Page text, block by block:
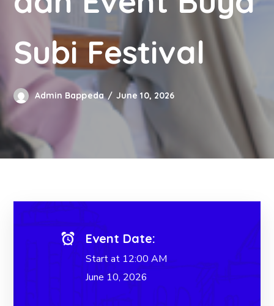
Subi Festival
Admin Bappeda June 10, 2026
Event Date:
Start at 12:00 AM
June 10, 2026